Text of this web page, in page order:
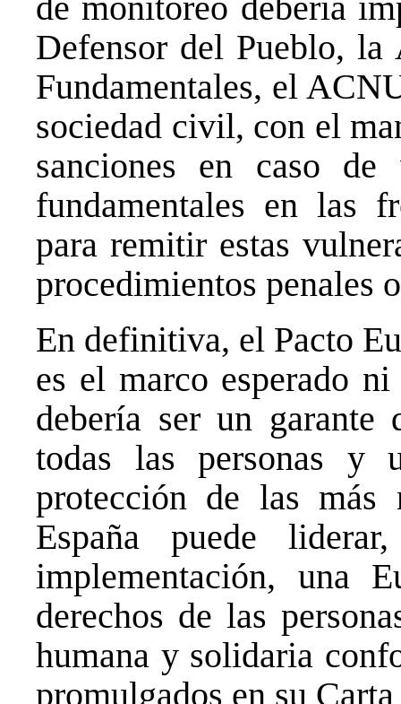
Defensor del Pueblo, la
Fundamentales, el
sociedad civil, con el
sanciones en caso de
fundamentales en las
para remitir estas
procedimientos penales
En definitiva, el Pacto
es el marco esperado
debería ser un garante
todas las personas y
protección de las más
España puede
implementación, una
derechos de las
humana y solidaria
promulgados en su